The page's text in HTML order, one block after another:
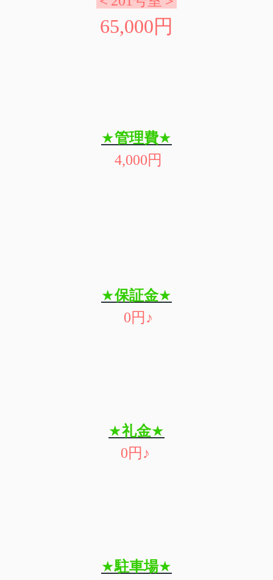
65,000円
★管理費★
4,000円
★保証金★
0円 ♪
★礼金★
0円 ♪
★駐車場★